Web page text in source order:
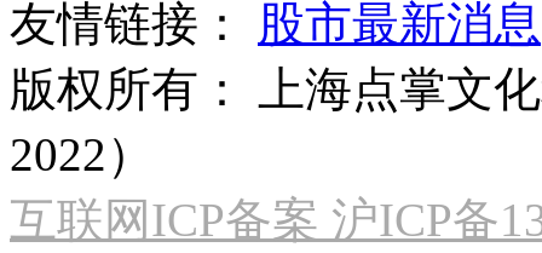
友情链接：
股市最新消息
版权所有：
上海点掌文
2022）
互联网ICP备案 沪ICP备